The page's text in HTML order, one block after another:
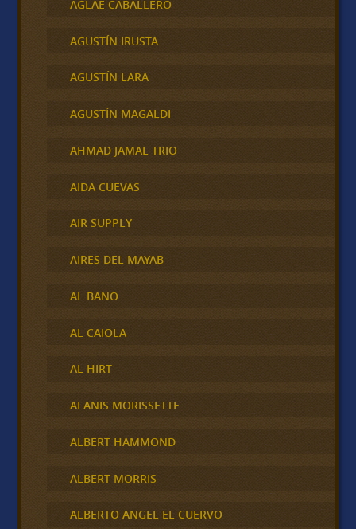
AGLAE CABALLERO
AGUSTÍN IRUSTA
AGUSTÍN LARA
AGUSTÍN MAGALDI
AHMAD JAMAL TRIO
AIDA CUEVAS
AIR SUPPLY
AIRES DEL MAYAB
AL BANO
AL CAIOLA
AL HIRT
ALANIS MORISSETTE
ALBERT HAMMOND
ALBERT MORRIS
ALBERTO ANGEL EL CUERVO